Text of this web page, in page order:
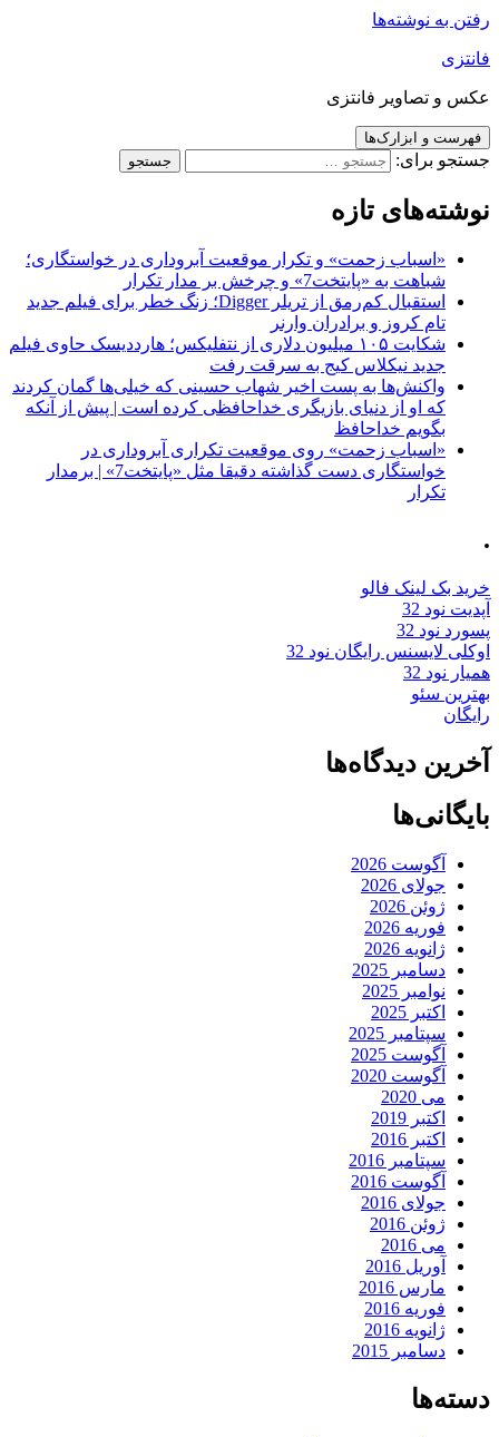
رفتن به نوشته‌ها
فانتزی
عکس و تصاویر فانتزی
فهرست و ابزارک‌ها
جستجو برای:
نوشته‌های تازه
«اسباب زحمت» و تکرار موقعیت آبروداری در خواستگاری؛
شباهت به «پایتخت7» و چرخش بر مدار تکرار
استقبال کم‌رمق از تریلر Digger؛ زنگ خطر برای فیلم جدید
تام کروز و برادران وارنر
شکایت ۱۰۵ میلیون دلاری از نتفلیکس؛ هارددیسک حاوی فیلم
جدید نیکلاس کیج به سرقت رفت
واکنش‌ها به پست اخیر شهاب حسینی که خیلی‌ها گمان کردند
که او از دنیای بازیگری خداحافظی کرده است | پیش از آنکه
بگویم خداحافظ
«اسباب زحمت» روی موقعیت تکراری آبروداری در
خواستگاری دست گذاشته دقیقا مثل «پایتخت7» | برمدار
تکرار
.
خرید بک لینک فالو
آپدیت نود 32
پسورد نود 32
اوکلی لایسنس رایگان نود 32
همیار نود 32
بهترین سئو
رایگان
آخرین دیدگاه‌ها
بایگانی‌ها
آگوست 2026
جولای 2026
ژوئن 2026
فوریه 2026
ژانویه 2026
دسامبر 2025
نوامبر 2025
اکتبر 2025
سپتامبر 2025
آگوست 2025
آگوست 2020
می 2020
اکتبر 2019
اکتبر 2016
سپتامبر 2016
آگوست 2016
جولای 2016
ژوئن 2016
می 2016
آوریل 2016
مارس 2016
فوریه 2016
ژانویه 2016
دسامبر 2015
دسته‌ها